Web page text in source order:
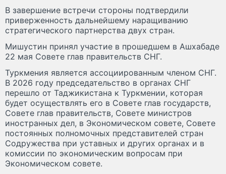
В завершение встречи стороны подтвердили
приверженность дальнейшему наращиванию
стратегического партнерства двух стран.
Мишустин принял участие в прошедшем в Ашхабаде
22 мая Совете глав правительств СНГ.
Туркмения является ассоциированным членом СНГ.
В 2026 году председательство в органах СНГ
перешло от Таджикистана к Туркмении, которая
будет осуществлять его в Совете глав государств,
Совете глав правительств, Совете министров
иностранных дел, в Экономическом совете, Совете
постоянных полномочных представителей стран
Содружества при уставных и других органах и в
комиссии по экономическим вопросам при
Экономическом совете.